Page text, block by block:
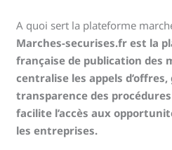
A quoi sert la plateforme
Marches-securises.fr est la
française de publication des
centralise les appels
transparence des
facilite l’accès aux
les entreprises.